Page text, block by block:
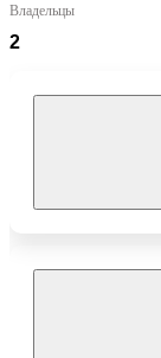
Владельцы
2